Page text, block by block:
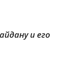
и его